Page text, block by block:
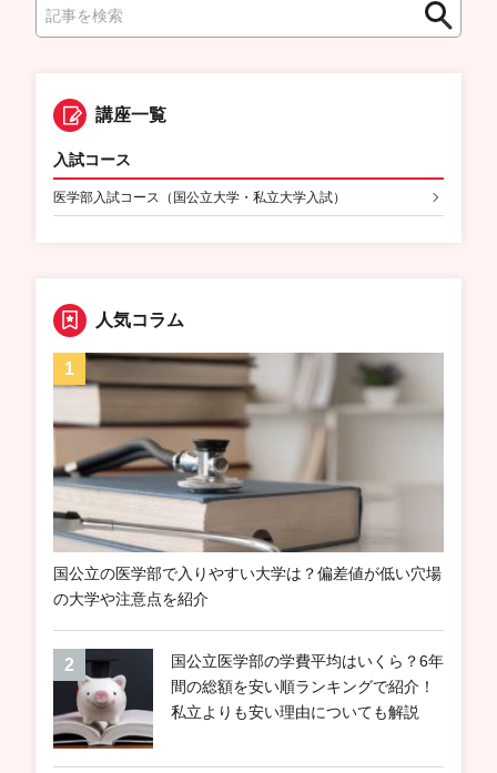
索
検
講座一覧
入試コース
医学部入試コース（国公立大学・私立大学入試）
人気コラム
国公立の医学部で入りやすい大学は？偏差値が低い穴場
の大学や注意点を紹介
国公立医学部の学費平均はいくら？6年
間の総額を安い順ランキングで紹介！
私立よりも安い理由についても解説